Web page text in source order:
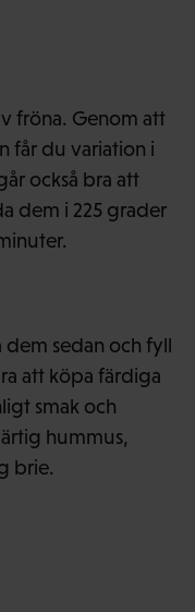
fröna. Genom att
får du variation i
också bra att
dem i 225 grader
dem sedan och fyll
att köpa färdiga
smak och
hummus,
brie.